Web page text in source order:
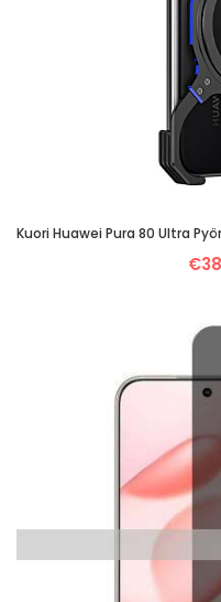
Kuori Huawei Pura 80 Ultra